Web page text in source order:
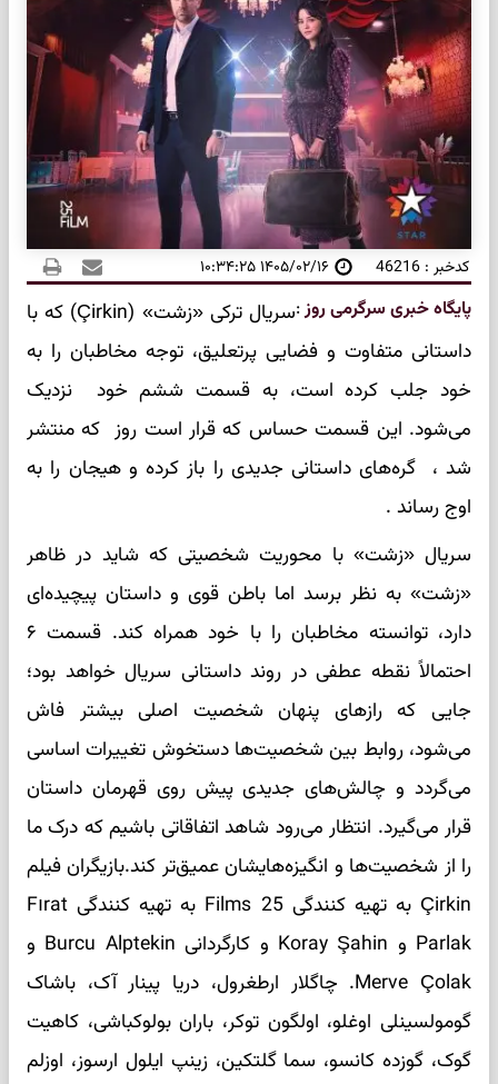
کدخبر : 46216 ۱۴۰۵/۰۲/۱۶ ۱۰:۳۴:۲۵
پایگاه خبری سرگرمی روز:
سریال ترکی «زشت» (Çirkin) که با
داستانی متفاوت و فضایی پرتعلیق، توجه مخاطبان را به
خود جلب کرده است، به قسمت ششم خود نزدیک
می‌شود. این قسمت حساس که قرار است روز که منتشر
شد ، گره‌های داستانی جدیدی را باز کرده و هیجان را به
اوج رساند .
سریال «زشت» با محوریت شخصیتی که شاید در ظاهر
«زشت» به نظر برسد اما باطن قوی و داستان پیچیده‌ای
دارد، توانسته مخاطبان را با خود همراه کند. قسمت ۶
احتمالاً نقطه عطفی در روند داستانی سریال خواهد بود؛
جایی که رازهای پنهان شخصیت اصلی بیشتر فاش
می‌شود، روابط بین شخصیت‌ها دستخوش تغییرات اساسی
می‌گردد و چالش‌های جدیدی پیش روی قهرمان داستان
قرار می‌گیرد. انتظار می‌رود شاهد اتفاقاتی باشیم که درک ما
را از شخصیت‌ها و انگیزه‌هایشان عمیق‌تر کند.بازیگران فیلم
Çirkin به تهیه کنندگی 25 Films به تهیه کنندگی Fırat
Parlak و Koray Şahin و کارگردانی Burcu Alptekin و
Merve Çolak. چاگلار ارطغرول، دریا پینار آک، باشاک
گومولسینلی اوغلو، اولگون توکر، باران بولوکباشی، کاهیت
گوک، گوزده کانسو، سما گلتکین، زینپ ایلول ارسوز، اوزلم